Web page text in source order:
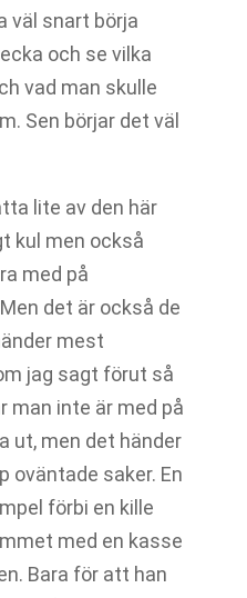
väl snart börja
och se vilka
vad man skulle
Sen börjar det väl
lite av den här
kul men också
med på
det är också de
mest
jag sagt förut så
man inte är med på
ut, men det händer
oväntade saker. En
förbi en kille
med en kasse
Bara för att han